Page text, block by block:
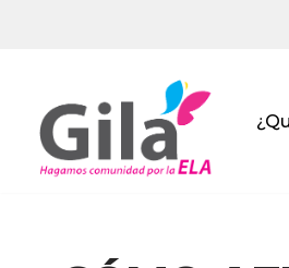
contenido